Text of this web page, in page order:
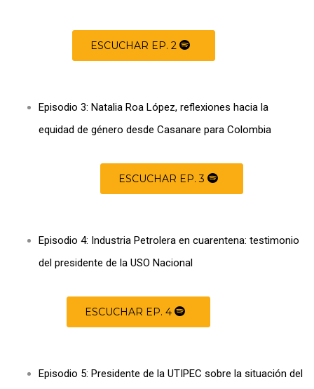
ESCUCHAR EP. 2
Episodio 3: Natalia Roa López, reflexiones hacia la
equidad de género desde Casanare para Colombia
ESCUCHAR EP. 3
Episodio 4: Industria Petrolera en cuarentena: testimonio
del presidente de la USO Nacional
ESCUCHAR EP. 4
Episodio 5: Presidente de la UTIPEC sobre la situación del